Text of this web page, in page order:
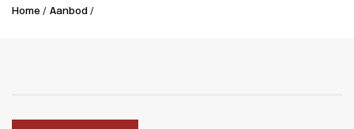
Home / Aanbod /